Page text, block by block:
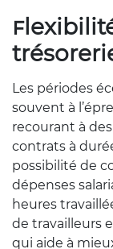
Les périodes
souvent à
recourant à
contrats à
possibilité de
dépenses
heures
de travailleurs
qui aide à